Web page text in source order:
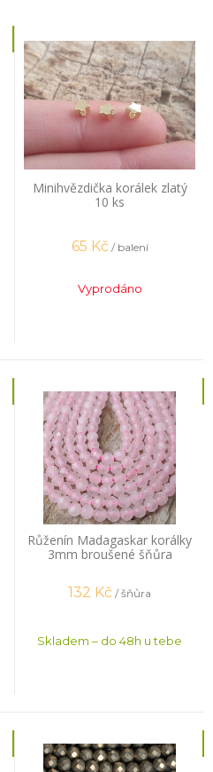
Minihvězdička korálek zlatý
10 ks
65 Kč / balení
Vyprodáno
Růženín Madagaskar korálky
3mm broušené šňůra
132 Kč / šňůra
Skladem – do 48h u tebe